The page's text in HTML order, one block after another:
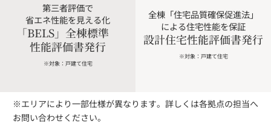
第三者評価で
省エネ性能を見える化
「BELS」全棟標準
性能評価書発行
※対象：戸建て住宅
全棟「住宅品質確保促進法」
による住宅性能を保証
設計住宅性能評価書発行
※対象：戸建て住宅
※エリアにより一部仕様が異なります。詳しくは各拠点の担当へ
お問い合わせください。